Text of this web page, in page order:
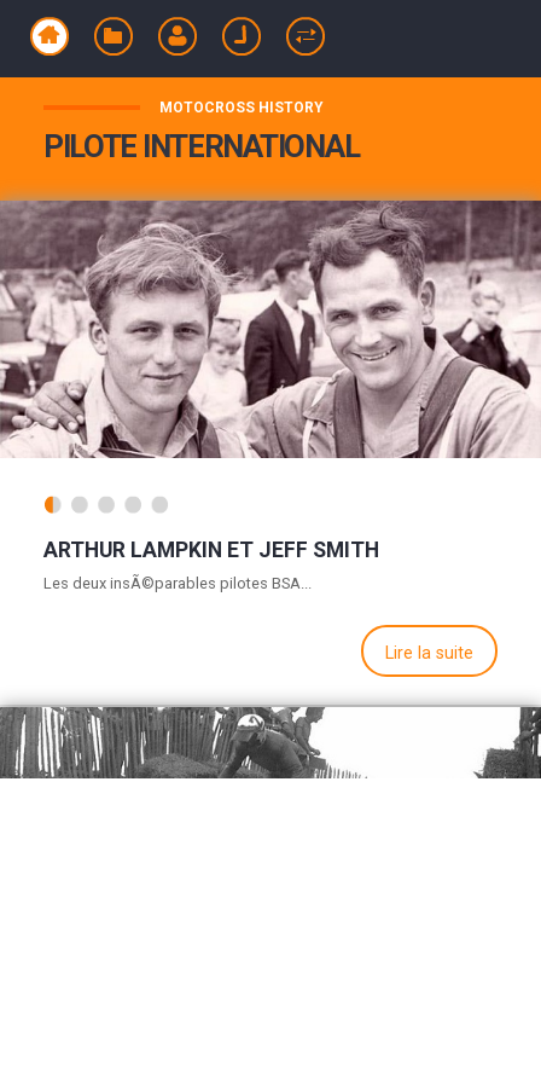
MOTOCROSS HISTORY
PILOTE INTERNATIONAL
ARTHUR LAMPKIN ET JEFF SMITH
Les deux insÃ©parables pilotes BSA...
Lire la suite